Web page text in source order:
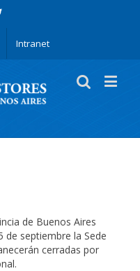
Intranet
de Buenos Aires
septiembre la Sede
cerradas por